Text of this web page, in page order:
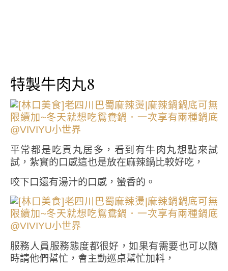
特製牛肉丸8
平常都是吃貢丸居多，看到有牛肉丸想點來試
試，紮實的口感這也是放在麻辣鍋比較好吃，
咬下口還有湯汁的口感，蠻香的。
服務人員服務態度都很好，如果有需要也可以隨
時請他們幫忙，會主動巡桌幫忙加料，